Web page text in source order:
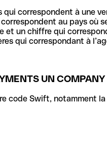
correspondent à une
au pays où
et un chiffre qui
qui correspondant à
UN COMPANY
code Swift, notamment